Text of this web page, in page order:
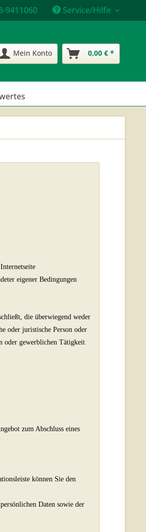
9411060 Service/Hilfe
Mein Konto 0,00 € *
eigener Bedingungen
die überwiegend weder
oder juristische Person oder
oder gewerblichen Tätigkeit
zum Abschluss eines
können Sie den
Daten sowie der